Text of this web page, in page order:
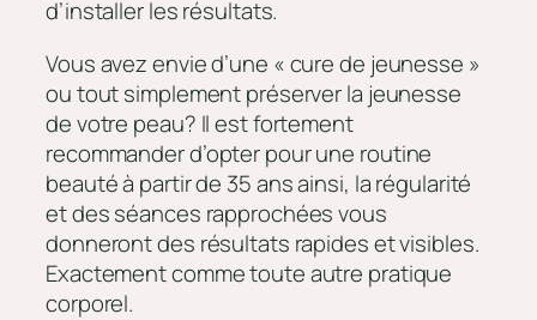
d’installer les résultats.
Vous avez envie d’une « cure de jeunesse »
ou tout simplement préserver la jeunesse
de votre peau? Il est fortement
recommander d’opter pour une routine
beauté à partir de 35 ans ainsi, la régularité
et des séances rapprochées vous
donneront des résultats rapides et visibles.
Exactement comme toute autre pratique
corporel.